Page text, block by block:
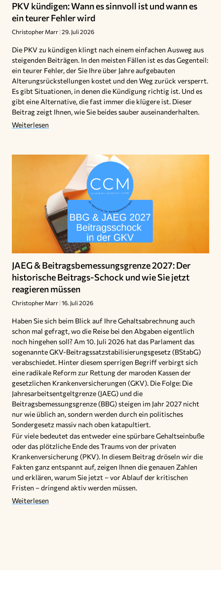
PKV kündigen: Wann es sinnvoll ist und wann es
ein teurer Fehler wird
Christopher Marr 29. Juli 2026
Die PKV zu kündigen klingt nach einem einfachen Ausweg aus
steigenden Beiträgen. In den meisten Fällen ist es das Gegenteil:
ein teurer Fehler, der Sie Ihre über Jahre aufgebauten
Alterungsrückstellungen kostet und den Weg zurück versperrt.
Es gibt Situationen, in denen die Kündigung richtig ist. Und es
gibt eine Alternative, die fast immer die klügere ist. Dieser
Beitrag zeigt Ihnen, wie Sie beides sauber auseinanderhalten.
Weiterlesen
JAEG & Beitragsbemessungsgrenze 2027: Der
historische Beitrags-Schock und wie Sie jetzt
reagieren müssen
Christopher Marr 16. Juli 2026
Haben Sie sich beim Blick auf Ihre Gehaltsabrechnung auch
schon mal gefragt, wo die Reise bei den Abgaben eigentlich
noch hingehen soll? Am 10. Juli 2026 hat das Parlament das
sogenannte GKV-Beitragssatzstabilisierungsgesetz (BStabG)
verabschiedet. Hinter diesem sperrigen Begriff verbirgt sich
eine radikale Reform zur Rettung der maroden Kassen der
gesetzlichen Krankenversicherungen (GKV). Die Folge: Die
Jahresarbeitsentgeltgrenze (JAEG) und die
Beitragsbemessungsgrenze (BBG) steigen im Jahr 2027 nicht
nur wie üblich an, sondern werden durch ein politisches
Sondergesetz massiv nach oben katapultiert.
Für viele bedeutet das entweder eine spürbare Gehaltseinbuße
oder das plötzliche Ende des Traums von der privaten
Krankenversicherung (PKV). In diesem Beitrag dröseln wir die
Fakten ganz entspannt auf, zeigen Ihnen die genauen Zahlen
und erklären, warum Sie jetzt – vor Ablauf der kritischen
Fristen – dringend aktiv werden müssen.
Weiterlesen